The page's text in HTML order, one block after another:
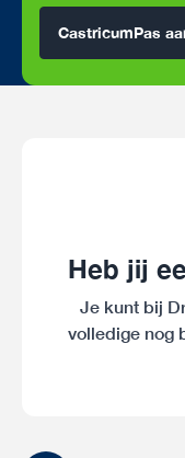
CastricumPas
Heb jij
Je kunt bij
volledige nog